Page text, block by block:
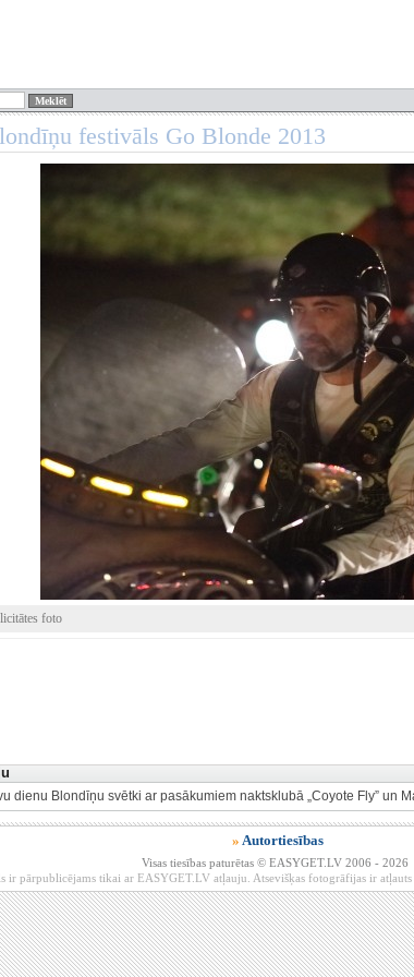
festivāls Go Blonde 2013
foto
dienu Blondīņu svētki ar pasākumiem naktsklubā „Coyote Fly” un
» Autortiesības
Visas tiesības paturētas © EASYGET.LV 2006 - 2026
ir pārpublicējams tikai ar EASYGET.LV atļauju. Atsevišķas fotogrāfijas ir